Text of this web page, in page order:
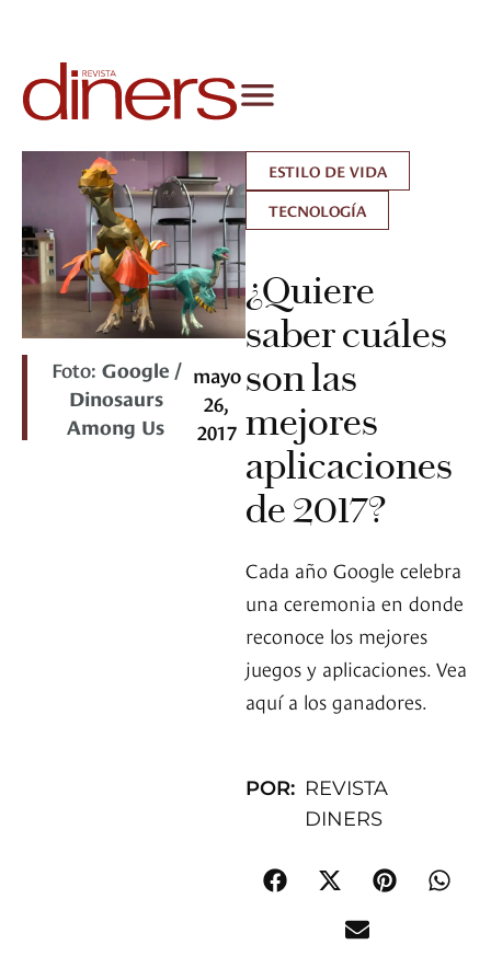
Foto: Google /
Dinosaurs
Among Us
mayo
26,
2017
ESTILO DE VIDA
TECNOLOGÍA
¿Quiere
saber cuáles
son las
mejores
aplicaciones
de 2017?
Cada año Google celebra
una ceremonia en donde
reconoce los mejores
juegos y aplicaciones. Vea
aquí a los ganadores.
POR: REVISTA
DINERS